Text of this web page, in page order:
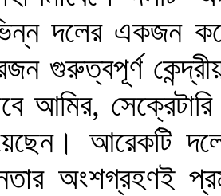
দলের একজন
গুরুত্বপূর্ণ
আমির,
আরেকটি
অংশগ্রহণই